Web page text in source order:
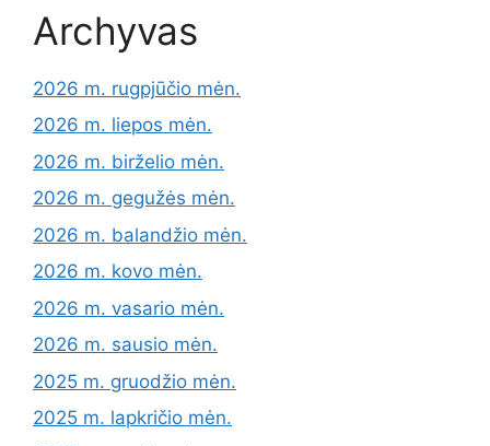
Archyvas
2026 m. rugpjūčio mėn.
2026 m. liepos mėn.
2026 m. birželio mėn.
2026 m. gegužės mėn.
2026 m. balandžio mėn.
2026 m. kovo mėn.
2026 m. vasario mėn.
2026 m. sausio mėn.
2025 m. gruodžio mėn.
2025 m. lapkričio mėn.